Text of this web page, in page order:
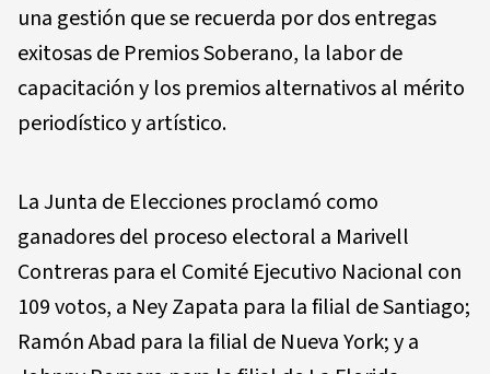
una gestión que se recuerda por dos entregas
exitosas de Premios Soberano, la labor de
capacitación y los premios alternativos al mérito
periodístico y artístico.
La Junta de Elecciones proclamó como
ganadores del proceso electoral a Marivell
Contreras para el Comité Ejecutivo Nacional con
109 votos, a Ney Zapata para la filial de Santiago;
Ramón Abad para la filial de Nueva York; y a